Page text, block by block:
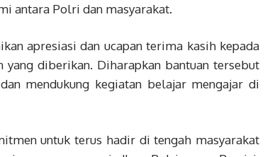
antara Polri dan masyarakat.
apresiasi dan ucapan terima kasih kepada
diberikan. Diharapkan bantuan tersebut
mendukung kegiatan belajar mengajar di
untuk terus hadir di tengah masyarakat